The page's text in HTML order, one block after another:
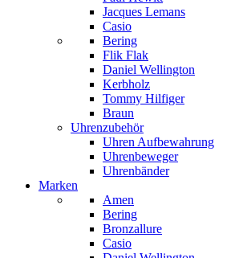
Jacques Lemans
Casio
Bering
Flik Flak
Daniel Wellington
Kerbholz
Tommy Hilfiger
Braun
Uhrenzubehör
Uhren Aufbewahrung
Uhrenbeweger
Uhrenbänder
Marken
Amen
Bering
Bronzallure
Casio